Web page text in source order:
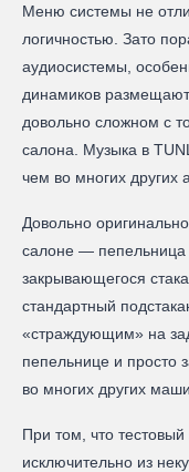
Меню системы не
логичностью. Зато
аудиосистемы,
динамиков
довольно сложном с
салона. Музыка в
чем во многих других
Довольно
салоне — пепельница
закрывающегося
стандартный
«страждующим» на
пепельнице и просто
во многих других
При том, что
исключительно из